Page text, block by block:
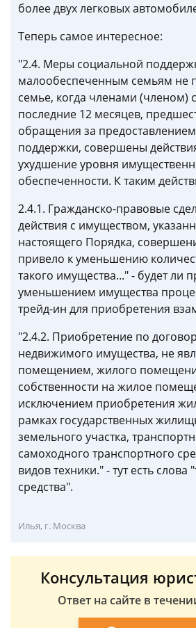
более двух легковых
Теперь самое интересное:
"2.4. Меры социальной
малообеспеченным семьям не
семье, когда членами (членом)
последние 12 месяцев,
обращения за
поддержки, совершены
ухудшение уровня
обеспеченности. К таким
2.4.1. Гражданско-правовые
действия с имуществом,
настоящего Порядка,
привело к уменьшению
такого имущества..." - будет ли
уменьшением имущества
трейд-ин для приобретения
"2.4.2. Приобретение по
недвижимого имущества, не
помещением, жилого
собственности на жилое
исключением приобретения
рамках государственных
земельного участка,
самоходного транспортного
видов техники." - тут есть слова
средства".
Илья, г. Москва
Консультация
Ответ на сайте в